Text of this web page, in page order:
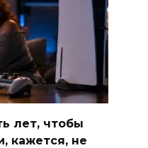
лет, чтобы
кажется, не